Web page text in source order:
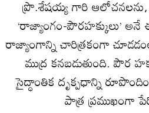
ప్రొ.శేషయ్య గారి ఆలోచనలను,
‘రాజ్యాంగం-పౌరహక్కులు’
రాజ్యాంగాన్ని చారిత్రకంగా
ముద్ర కనబడుతుంది. పౌర
సైద్ధాంతిక దృక్పధాన్ని
పాత్ర ప్రముఖంగా